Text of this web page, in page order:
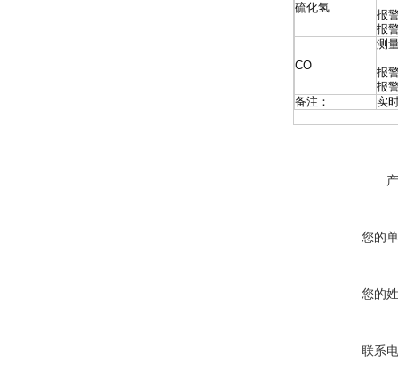
硫化氢
报
报
CO
测
报
报
备注：
实
您的
您的
联系